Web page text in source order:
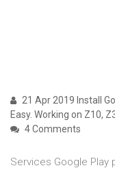
21 Apr 2019 Install
Easy. Working on Z10,
4 Comments
Services Google Play